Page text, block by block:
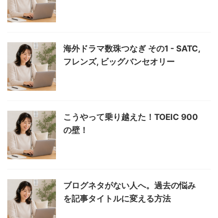
海外ドラマ数珠つなぎ その1 - SATC,
フレンズ, ビッグバンセオリー
こうやって乗り越えた！TOEIC 900
の壁！
ブログネタがない人へ。過去の悩み
を記事タイトルに変える方法